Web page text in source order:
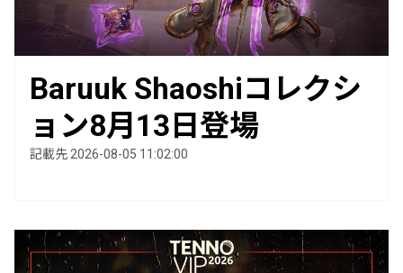
Baruuk Shaoshiコレクシ
ョン8月13日登場
記載先 2026-08-05 11:02:00